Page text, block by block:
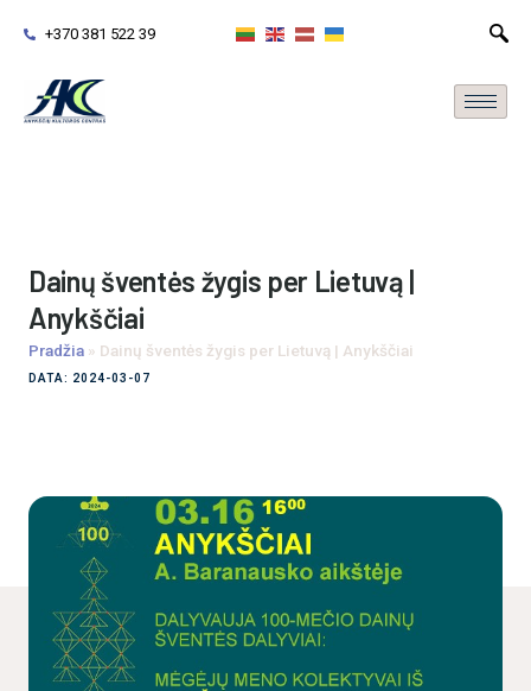
+370 381 522 39
Dainų šventės žygis per Lietuvą |
Anykščiai
Pradžia » Dainų šventės žygis per Lietuvą | Anykščiai
DATA: 2024-03-07